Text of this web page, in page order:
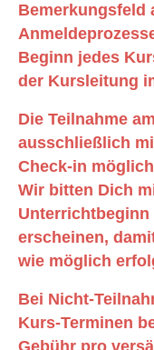
Bemerkungsfeld
Beginn jedes
der Kursleitung
Die Teilnahme
ausschließlich
Check-in
Wir bitten Dich
Unterrichtbeginn
erscheinen,
wie möglich
Bei Nicht-
Kurs-Terminen
Gebühr pro